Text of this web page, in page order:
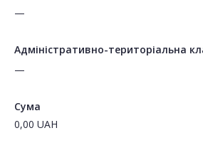
—
Адміністративно-територіальна
—
Сума
0,00 UAH